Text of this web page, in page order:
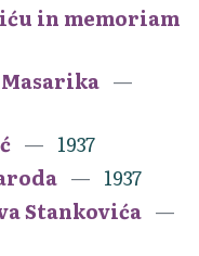
in memoriam
1937
1937
Stankovića